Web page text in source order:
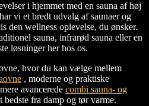
i hjemmet med en sauna af høj
vi et bredt udvalg af saunaer og
den wellness oplevelse, du ønsker.
sauna, infrarød sauna eller en
løsninger her hos os.
hvor du kan vælge mellem
, moderne og praktiske
avancerede combi sauna- og
bedste fra damp og tør varme.